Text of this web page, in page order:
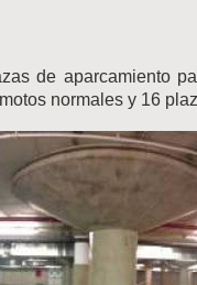
de aparcamiento
normales y 16